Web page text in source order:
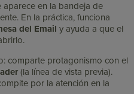
aparece en la bandeja de
En la práctica, funciona
del Email y ayuda a que el
comparte protagonismo con el
(la línea de vista previa).
por la atención en la